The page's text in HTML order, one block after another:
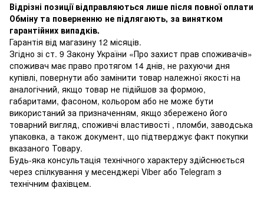
Відрізні позиції відправляються лише після повної оплати
Обміну та поверненню не підлягають, за винятком
гарантійних випадків.
Гарантія від магазину 12 місяців.
Згідно зі ст. 9 Закону України «Про захист прав споживачів»
споживач має право протягом 14 днів, не рахуючи дня
купівлі, повернути або замінити товар належної якості на
аналогічний, якщо товар не підійшов за формою,
габаритами, фасоном, кольором або не може бути
використаний за призначенням, якщо збережено його
товарний вигляд, споживчі властивості , пломби, заводська
упаковка, а також документ, що підтверджує факт покупки
вказаного Товару.
Будь-яка консультація технічного характеру здійснюється
через спілкування у месенджері Viber або Telegram з
технічним фахівцем.